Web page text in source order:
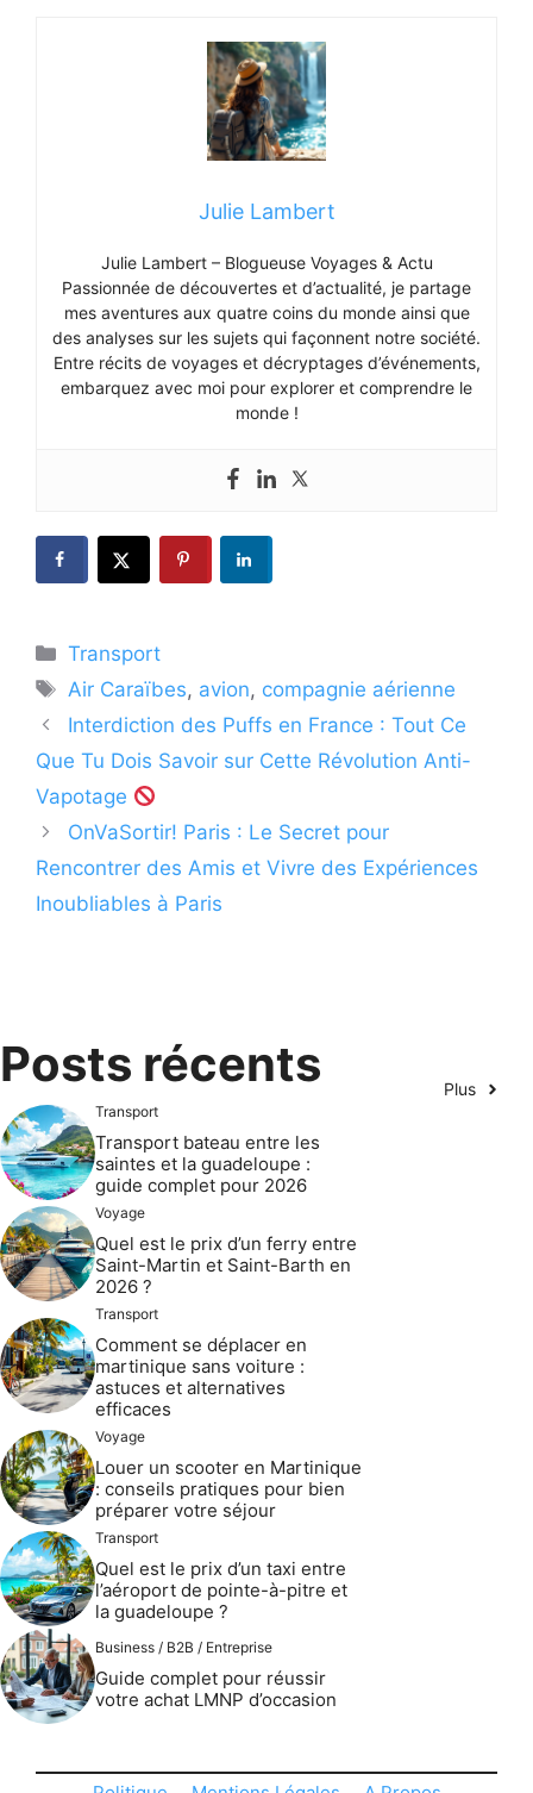
Julie Lambert
Julie Lambert – Blogueuse Voyages & Actu
Passionnée de découvertes et d’actualité, je partage
mes aventures aux quatre coins du monde ainsi que
des analyses sur les sujets qui façonnent notre société.
Entre récits de voyages et décryptages d’événements,
embarquez avec moi pour explorer et comprendre le
monde !
Catégories
Transport
Étiquettes
Air Caraïbes, avion, compagnie aérienne
Interdiction des Puffs en France : Tout Ce
Que Tu Dois Savoir sur Cette Révolution Anti-
Vapotage
OnVaSortir! Paris : Le Secret pour
Rencontrer des Amis et Vivre des Expériences
Inoubliables à Paris
Posts récents Plus
Transport
Transport bateau entre les
saintes et la guadeloupe :
guide complet pour 2026
Voyage
Quel est le prix d’un ferry entre
Saint-Martin et Saint-Barth en
2026 ?
Transport
Comment se déplacer en
martinique sans voiture :
astuces et alternatives
efficaces
Voyage
Louer un scooter en Martinique
: conseils pratiques pour bien
préparer votre séjour
Transport
Quel est le prix d’un taxi entre
l’aéroport de pointe-à-pitre et
la guadeloupe ?
Business / B2B / Entreprise
Guide complet pour réussir
votre achat LMNP d’occasion